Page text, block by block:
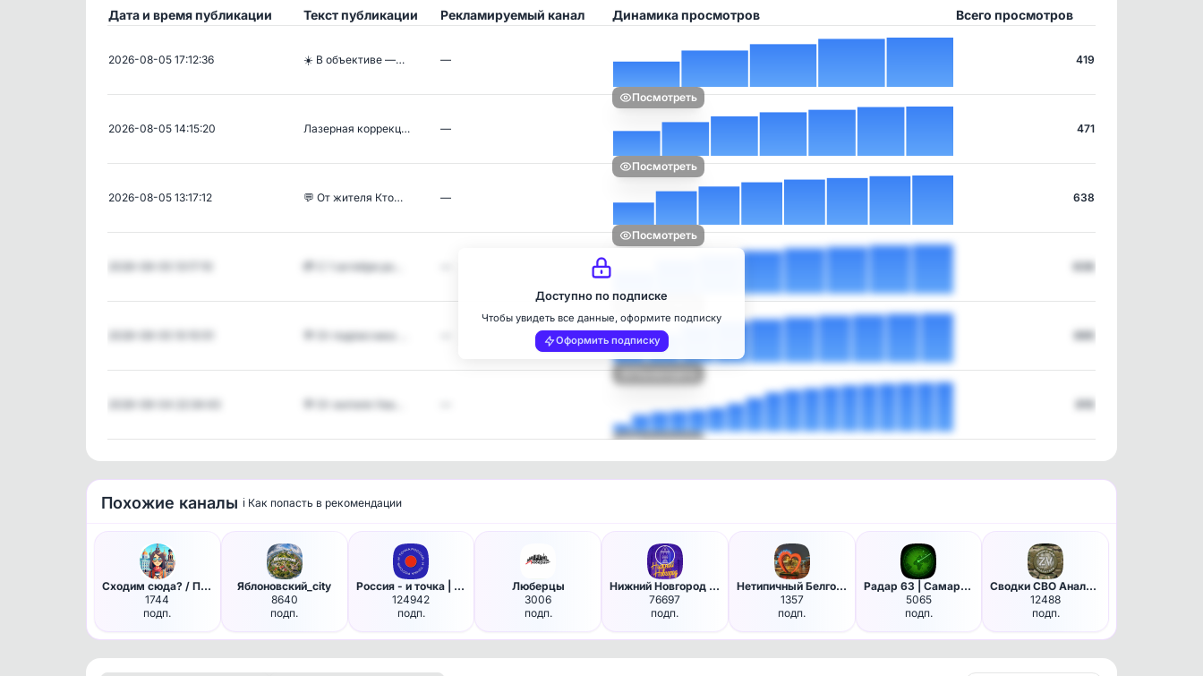
Дата и время публикации Текст публикации Рекламируемый канал Динамика просмотров Всего просмотров
2026-08-05 17:12:36 ☀️ В объективе —… —
Посмотреть
419
2026-08-05 14:15:20 Лазерная коррекц… —
Посмотреть
471
2026-08-05 13:17:12 💬 От жителя Кто… —
Посмотреть
638
💳 С 1 октября ро…
Посмотреть
638
💬 От подписчика …
Посмотреть
695
💬 От жителя Ува…
Посмотреть
Доступно по подписке
Чтобы увидеть все данные, оформите подписку
Оформить подписку
Похожие каналы ℹ️ Как попасть в рекомендации
Сходим сюда? / Питер
1744
подп.
Яблоновский_city
8640
подп.
Россия - и точка | Новости
124942
подп.
Люберцы
3006
подп.
Нижний Новгород в MAX | NN_TO…
76697
подп.
Нетипичный Белгород
1357
подп.
Радар 63 | Самара и Тольятти
5065
подп.
Сводки СВО Аналитика. Вперед …
12488
подп.